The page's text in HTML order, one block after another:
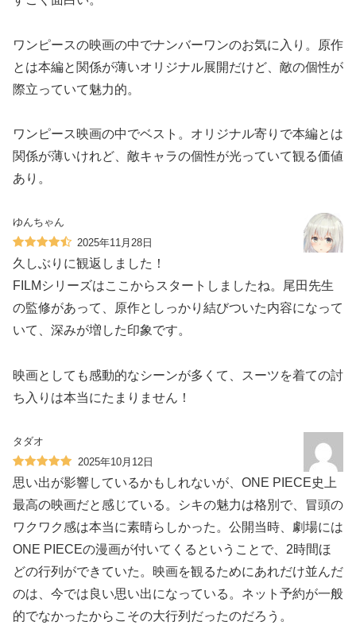
ワンピースの映画の中でナンバーワンのお気に入り。原作
とは本編と関係が薄いオリジナル展開だけど、敵の個性が
際立っていて魅力的。
ワンピース映画の中でベスト。オリジナル寄りで本編とは
関係が薄いけれど、敵キャラの個性が光っていて観る価値
あり。
ゆんちゃん
2025年11月28日
久しぶりに観返しました！
FILMシリーズはここからスタートしましたね。尾田先生
の監修があって、原作としっかり結びついた内容になって
いて、深みが増した印象です。
映画としても感動的なシーンが多くて、スーツを着ての討
ち入りは本当にたまりません！
タダオ
2025年10月12日
思い出が影響しているかもしれないが、ONE PIECE史上
最高の映画だと感じている。シキの魅力は格別で、冒頭の
ワクワク感は本当に素晴らしかった。公開当時、劇場には
ONE PIECEの漫画が付いてくるということで、2時間ほ
どの行列ができていた。映画を観るためにあれだけ並んだ
のは、今では良い思い出になっている。ネット予約が一般
的でなかったからこその大行列だったのだろう。